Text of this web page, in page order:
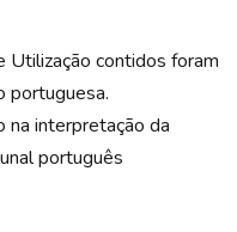
Utilização contidos foram
portuguesa.
na interpretação da
português